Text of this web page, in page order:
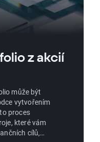
z akcií
může být
vytvořením
proces
které vám
cílů,